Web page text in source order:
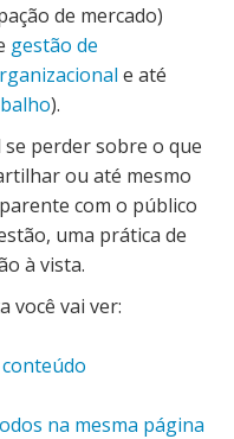
de mercado)
gestão de
e até
).
se perder sobre o que
ou até mesmo
com o público
uma prática de
à vista.
você vai ver:
na mesma página